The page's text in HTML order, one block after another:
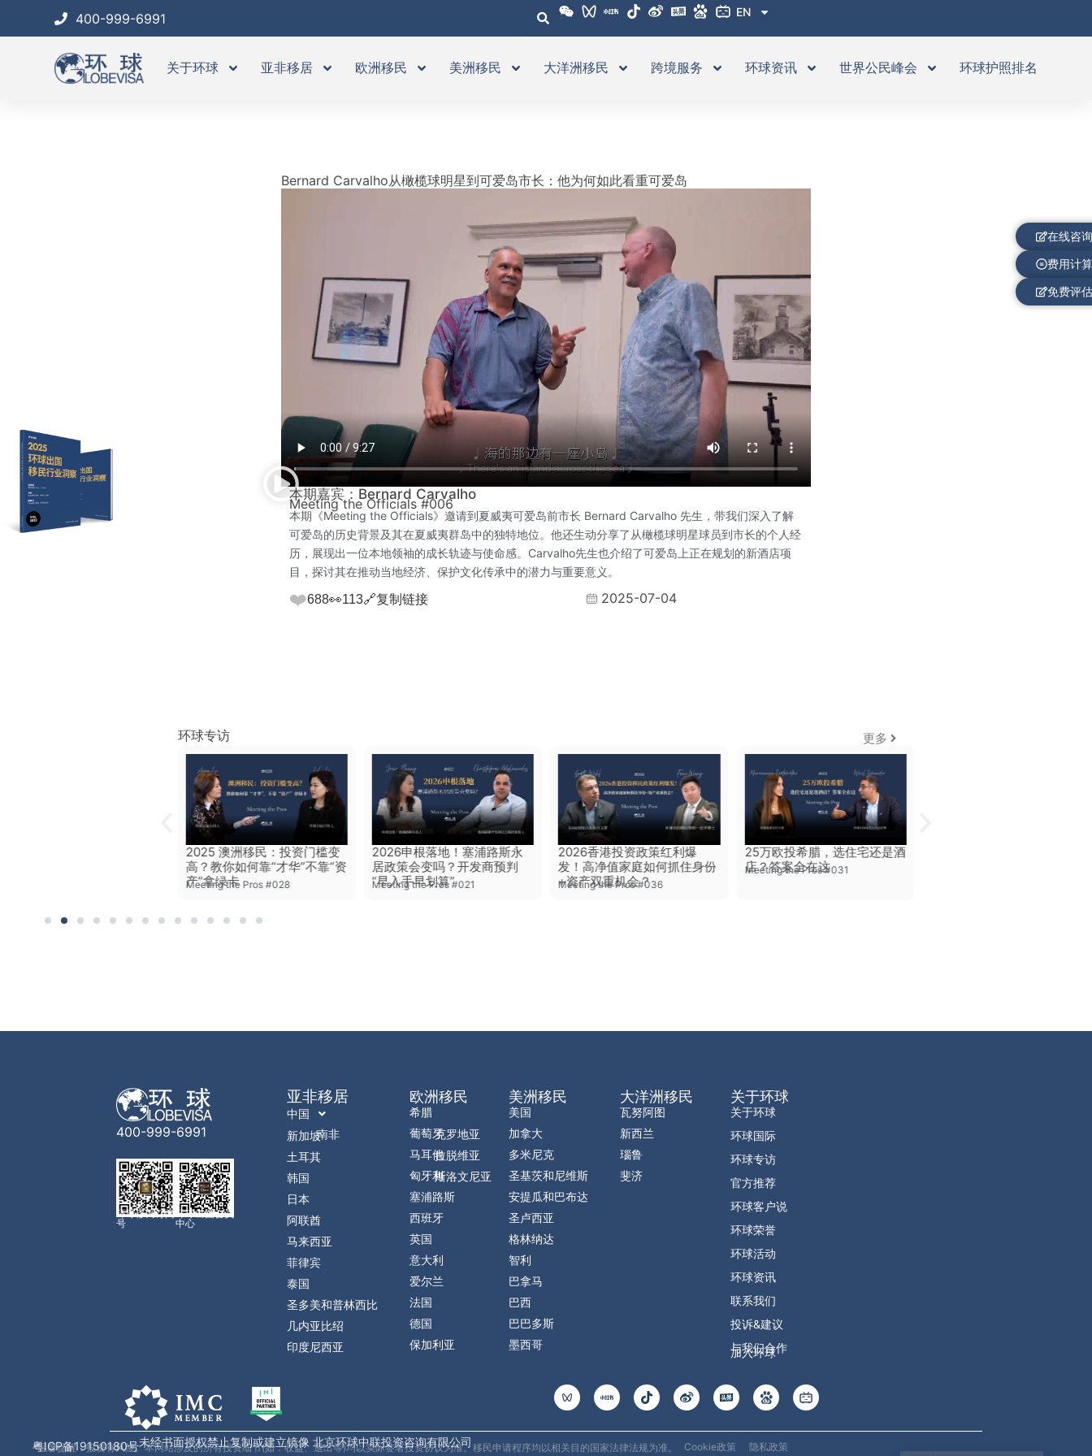
400-999-6991 EN
关于环球 亚非移居 欧洲移民 美洲移民 大洋洲移民 跨境服务 环球资讯 世界公民峰会 环球护照排名
Bernard Carvalho从橄榄球明星到可爱岛市长：他为何如此看重可爱岛
本期嘉宾：Bernard Carvalho
Meeting the Officials #006
本期《Meeting the Officials》邀请到夏威夷可爱岛前市长 Bernard Carvalho 先生，带我们深入了解
可爱岛的历史背景及其在夏威夷群岛中的独特地位。他还生动分享了从橄榄球明星球员到市长的个人经
历，展现出一位本地领袖的成长轨迹与使命感。Carvalho先生也介绍了可爱岛上正在规划的新酒店项
目，探讨其在推动当地经济、保护文化传承中的潜力与重要意义。
❤️688👀113🔗复制链接 2025-07-04
环球专访 更多
2025 澳洲移民：投资门槛变
高？教你如何靠“才华”不靠“资
产”拿绿卡
Meeting the Pros #028
2026申根落地！塞浦路斯永
居政策会变吗？开发商预判
“早入手早划算”
Meeting the Pros #021
2026香港投资政策红利爆
发！高净值家庭如何抓住身份
+资产双重机会？
Meeting the Pros #036
25万欧投希腊，选住宅还是酒
店？答案全在这
Meeting the Pros #031
在线咨询
费用计算
免费评估
400-999-6991
环球移民订阅
号
环球出国会员
中心
亚非移居
中国
新加坡
土耳其
韩国
日本
阿联酋
马来西亚
菲律宾
泰国
圣多美和普林西比
几内亚比绍
印度尼西亚
南非
欧洲移民
希腊
葡萄牙
马耳他
匈牙利
塞浦路斯
西班牙
英国
意大利
爱尔兰
法国
德国
保加利亚
克罗地亚
拉脱维亚
斯洛文尼亚
美洲移民
美国
加拿大
多米尼克
圣基茨和尼维斯
安提瓜和巴布达
圣卢西亚
格林纳达
智利
巴拿马
巴西
巴巴多斯
墨西哥
大洋洲移民
瓦努阿图
新西兰
瑙鲁
斐济
关于环球
关于环球
环球国际
环球专访
官方推荐
环球客户说
环球荣誉
环球活动
环球资讯
联系我们
投诉&建议
与我们合作
加入环球
T
i
k
t
o
W
e
i
b
o
粤ICP备19150180号未经书面授权禁止复制或建立镜像 北京环球中联投资咨询有限公司
*温馨提醒：投资有风险。本网站涉及的所有投资细节(如：收益、退出等)均以实际签署投资协议为准。移民申请程序均以相关目的国家法律法规为准。 Cookie政策 隐私政策